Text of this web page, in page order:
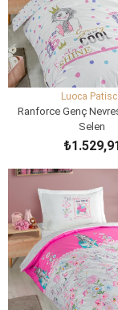
Luoca
Ranforce Genç
Selen
SEPETE